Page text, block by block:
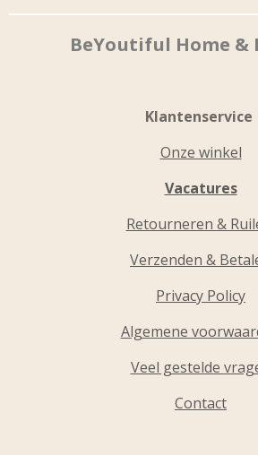
BeYoutiful Home &
Klantenservice
Onze winkel
Vacatures
Retourneren &
Verzenden &
Privacy Policy
Algemene
Veel gestelde
Contact